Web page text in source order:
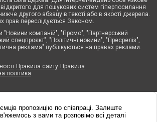
для пошукових систем гіперпосилання
другого абзацу в тексті або в якості джерела.
прав переслідується Законом.
"Новини компаній", "Промо", "Партнерський
спецпроєкт", "Політичні новини", "Пресреліз",
реклама" публікуються на правах реклами.
Правила сайту Правила
політика
пропозицію по співпраці. Залиште
з вами та розповімо всі деталі